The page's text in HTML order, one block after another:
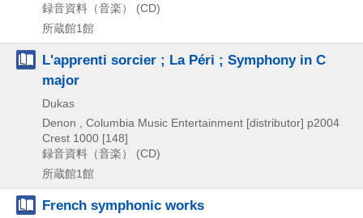
録音資料（音楽） (CD)
所蔵館1館
L'apprenti sorcier ; La Péri ; Symphony in C
major
Dukas
Denon , Columbia Music Entertainment [distributor] p2004
Crest 1000 [148]
録音資料（音楽） (CD)
所蔵館1館
French symphonic works